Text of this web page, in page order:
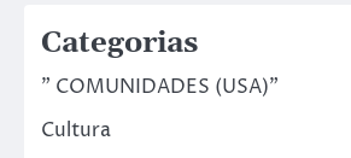
Categorias
" COMUNIDADES (USA)"
Cultura